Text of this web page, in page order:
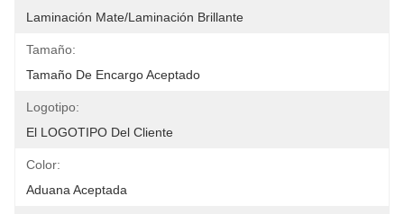
Laminación Mate/laminación Brillante
Tamaño:
Tamaño De Encargo Aceptado
Logotipo:
El LOGOTIPO Del Cliente
Color:
Aduana Aceptada